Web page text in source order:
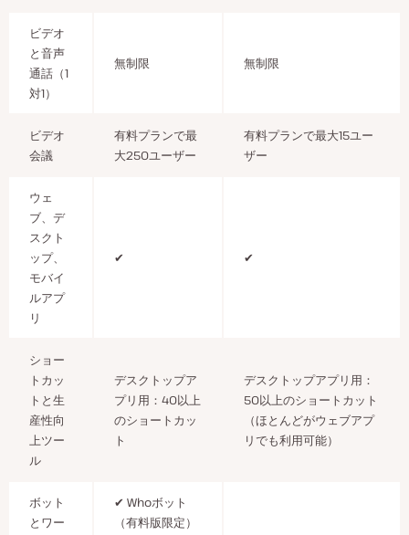
ビデオ
と音声
通話（1
対1）
無制限 無制限
ビデオ
会議
有料プランで最
大250ユーザー
有料プランで最大15ユー
ザー
ウェ
ブ、デ
スクト
ップ、
モバイ
ルアプ
リ
✔ ✔
ショー
トカッ
トと生
産性向
上ツー
ル
デスクトップア
プリ用：40以上
のショートカッ
ト
デスクトップアプリ用：
50以上のショートカット
（ほとんどがウェブアプ
リでも利用可能）
ボット
とワー
✔ Whoボット
（有料版限定）